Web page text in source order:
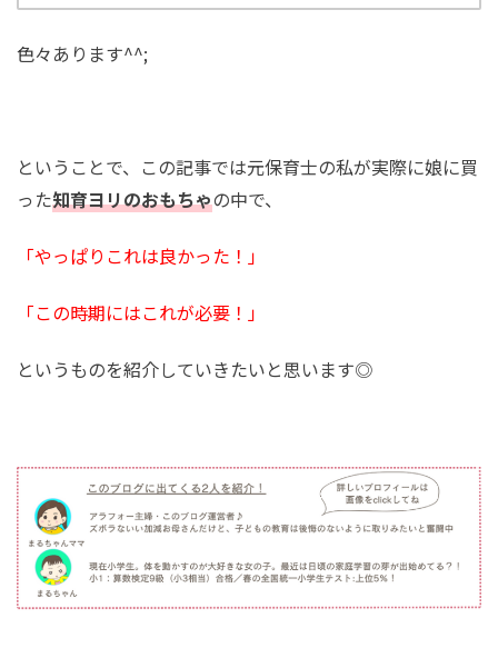
色々あります^^;
ということで、この記事では元保育士の私が実際に娘に買
った知育ヨリのおもちゃの中で、
「やっぱりこれは良かった！」
「この時期にはこれが必要！」
というものを紹介していきたいと思います◎